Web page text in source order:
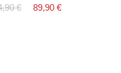
€
89,90 €